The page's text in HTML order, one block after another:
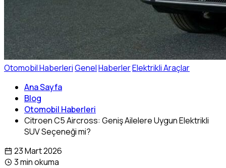
Otomobil HaberleriGenelHaberlerElektrikli Araçlar
Ana Sayfa
Blog
Otomobil Haberleri
Citroen C5 Aircross: Geniş Ailelere Uygun Elektrikli
SUV Seçeneği mi?
23 Mart 2026
3 min okuma